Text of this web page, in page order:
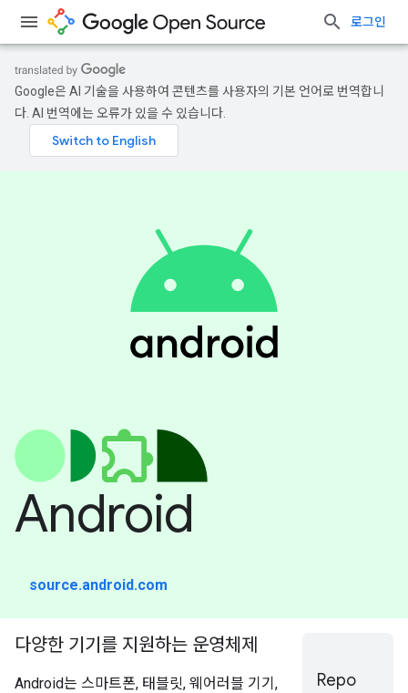
로그인
Google은 AI 기술을 사용하여 콘텐츠를 사용자의 기본 언어로 번역합니
다. AI 번역에는 오류가 있을 수 있습니다.
Android
source.android.com
다양한 기기를 지원하는 운영체제
Android는 스마트폰, 태블릿, 웨어러블 기기,
Repo